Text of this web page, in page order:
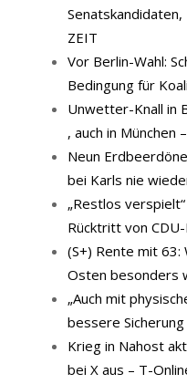
ZEIT
Vor Berlin-Wahl:
Bedingung für
Unwetter-Knall in
, auch in
Neun
bei Karls nie
„Restlos
Rücktritt von
(S+) Rente mit
Osten besonders
„Auch mit
bessere
Krieg in Nahost
bei X aus – T-